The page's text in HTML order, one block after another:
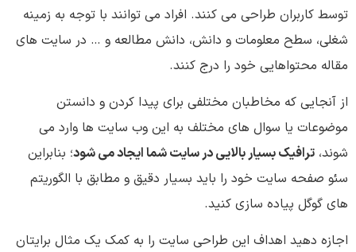
توسط کاربران طراحی می کنند. افراد می توانند با توجه به زمینه
شغلی، سطح معلومات و دانش، دانش مطالعه و … در سایت های
مقاله محتواهایی خود را درج کنند.
از آنجایی که مخاطبان مختلفی برای پیدا کردن و دانستن
موضوعات یا سوال های مختلف به این وب سایت ها وارد می
شوند، ترافیک بسیار بالایی در سایت شما ایجاد می شود؛ بنابراین
سئو صفحه سایت خود را باید بسیار دقیق و مطابق با الگوریتم
های گوگل پیاده سازی کنید.
اجازه دهید اهداف این طراحی سایت را به کمک یک مثال برایتان